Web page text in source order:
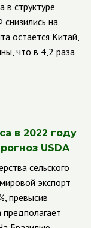
в структуре
на
остается Китай,
что в 4,2 раза
в 2022 году
USDA
сельского
экспорт
превысив